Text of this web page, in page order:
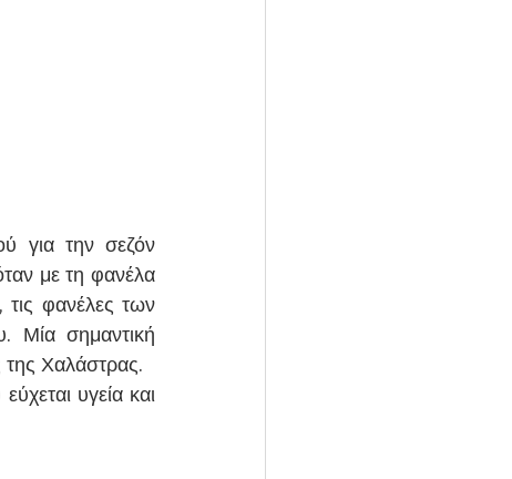
για την σεζόν
με τη φανέλα
φανέλες των
Μία σημαντική
Χαλάστρας.
υγεία και